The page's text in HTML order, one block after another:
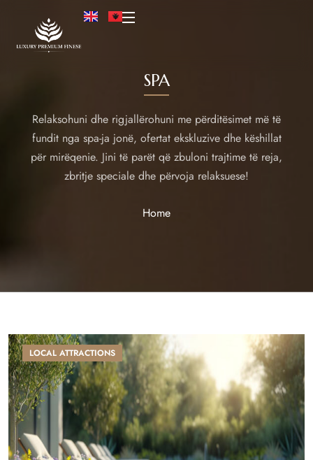
SPA
Relaksohuni dhe rigjallërohuni me përditësimet më të
fundit nga spa-ja jonë, ofertat ekskluzive dhe këshillat
për mirëqenie. Jini të parët që zbuloni trajtime të reja,
zbritje speciale dhe përvoja relaksuese!
Home
LOCAL ATTRACTIONS